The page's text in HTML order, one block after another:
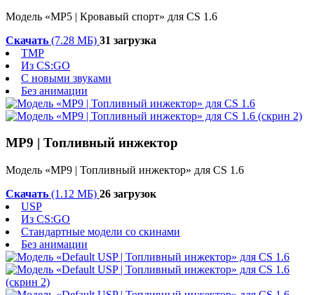
Модель «MP5 | Кровавый спорт» для CS 1.6
Скачать (7.28 МБ) 31 загрузка
TMP
Из CS:GO
С новыми звуками
Без анимации
MP9 | Топливный инжектор
Модель «MP9 | Топливный инжектор» для CS 1.6
Скачать (1.12 МБ) 26 загрузок
USP
Из CS:GO
Стандартные модели со скинами
Без анимации